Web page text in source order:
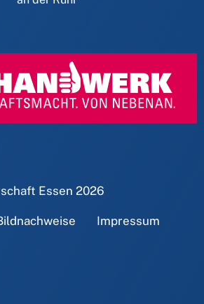
Essen 2026
Impressum